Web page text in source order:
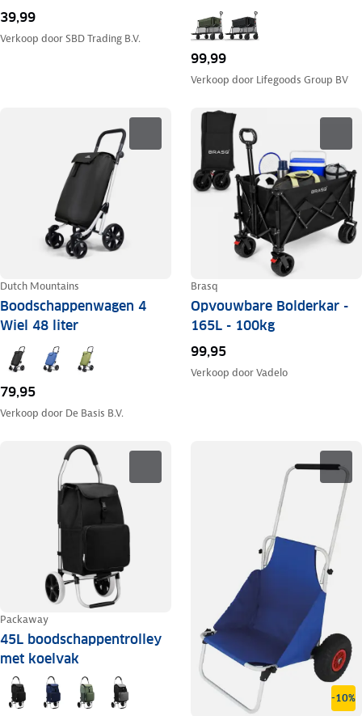
39,99
Verkoop doorSBD Trading B.V.
99,99
Verkoop door Lifegoods Group BV
Dutch Mountains
Boodschappenwagen 4
Wiel 48 liter
79,95
Verkoop door De Basis B.V.
Brasq
Opvouwbare Bolderkar -
165L - 100kg
99,95
Verkoop doorVadelo
Packaway
45L boodschappentrolley
met koelvak
-10%